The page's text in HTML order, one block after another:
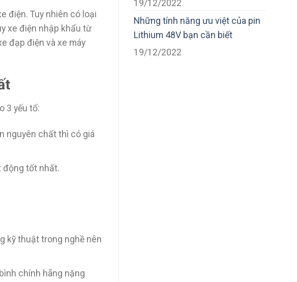
điện. Tuy nhiên có loại
xe điện nhập khẩu từ
đạp điện và xe máy
3 yếu tố:
nguyên chất thì có giá
động tốt nhất.
kỹ thuật trong nghề nên
chính hãng nặng
19/12/2022
Những tính năng ưu việt của pin
Lithium 48V bạn cần biết
19/12/2022